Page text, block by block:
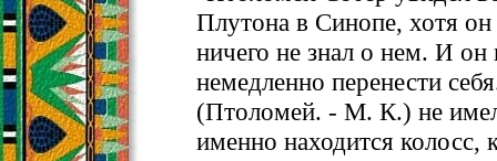
Плутона в Синопе, хотя он
ничего не знал о нем. И он
немедленно перенести
(Птоломей. - М. К.) не
именно находится колосс,